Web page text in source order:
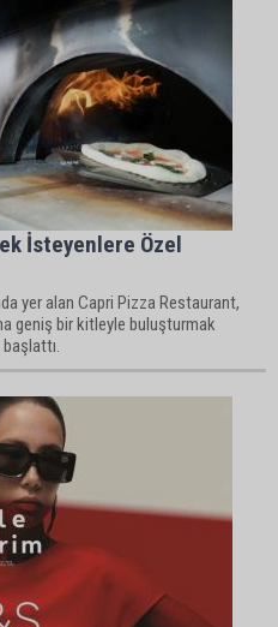
İsteyenlere Özel
yer alan Capri Pizza Restaurant,
geniş bir kitleyle buluşturmak